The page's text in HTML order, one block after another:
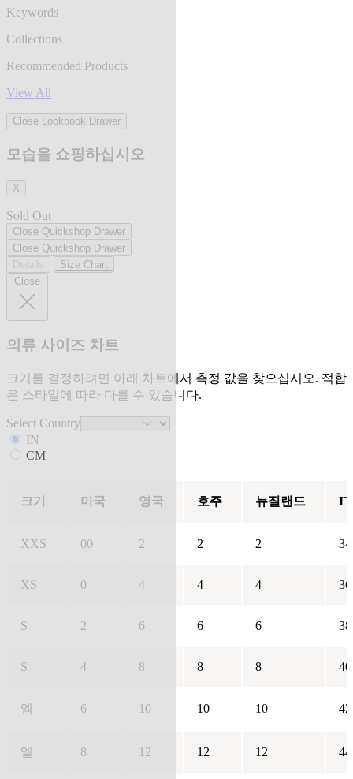
Keywords
Collections
Recommended Products
View All
Close Lookbook Drawer
모습을 쇼핑하십시오
X
Sold Out
Close Quickshop Drawer
Close Quickshop Drawer
Size Chart
Close
의류 사이즈 차트
크기를 결정하려면 아래 차트에서 측정 값을 찾으십시오. 적합
은 스타일에 따라 다를 수 있습니다.
Select Country
IN
CM
크기 미국 영국 호주 뉴질랜드 IT
XXS 00 2 2 2 34
XS 0 4 4 4 36
S 2 6 6 6 38
S 4 8 8 8 40
엠 6 10 10 10 42
엘 8 12 12 12 44